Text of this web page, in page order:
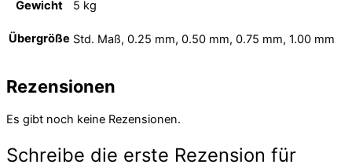
Gewicht 5 kg
Übergröße Std. Maß, 0.25 mm, 0.50 mm, 0.75 mm, 1.00 mm
Rezensionen
Es gibt noch keine Rezensionen.
Schreibe die erste Rezension für